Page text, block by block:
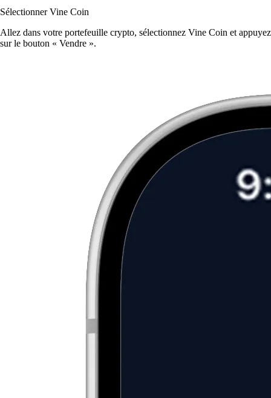
Sélectionner Vine Coin
Allez dans votre portefeuille crypto, sélectionnez Vine Coin et appuyez
sur le bouton « Vendre ».